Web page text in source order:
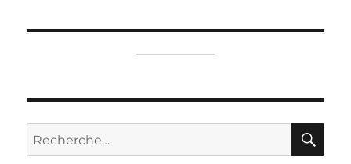
Recherche
pour :